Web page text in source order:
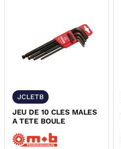
JCLETB
JEU DE 10 CLES MALES
A TETE BOULE